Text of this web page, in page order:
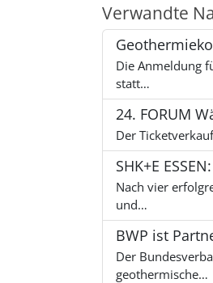
Verwandte
Die Anmeldung
statt…
24. FORUM
Der
SHK+E
Nach vier
und…
BWP ist
Der
geothermische…